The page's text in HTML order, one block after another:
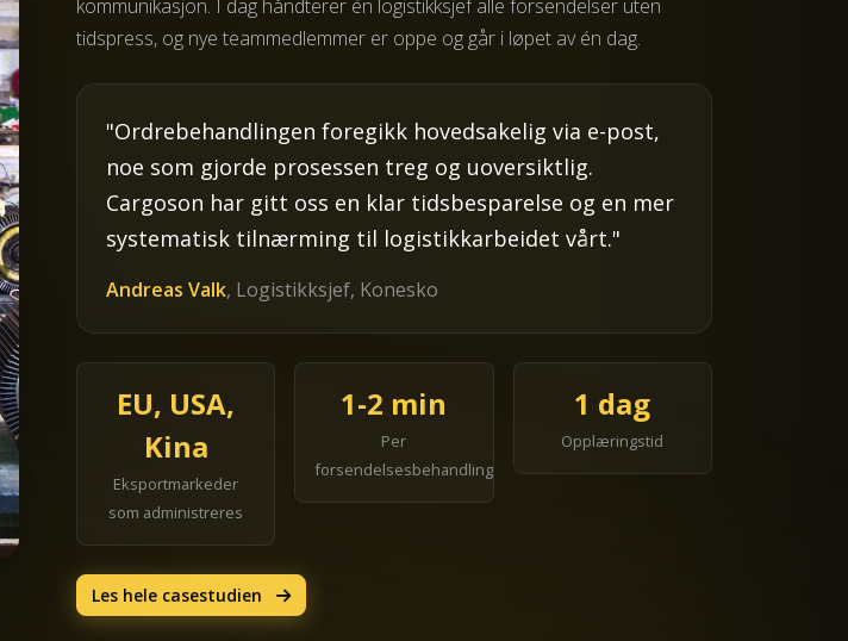
kommunikasjon. I dag håndterer én logistikksjef alle forsendelser uten
tidspress, og nye teammedlemmer er oppe og går i løpet av én dag.
"Ordrebehandlingen foregikk hovedsakelig via e-post,
noe som gjorde prosessen treg og uoversiktlig.
Cargoson har gitt oss en klar tidsbesparelse og en mer
systematisk tilnærming til logistikkarbeidet vårt."
Andreas Valk, Logistikksjef, Konesko
EU, USA,
Kina
Eksportmarkeder
som administreres
1-2 min
Per
forsendelsesbehandling
1 dag
Opplæringstid
Les hele casestudien